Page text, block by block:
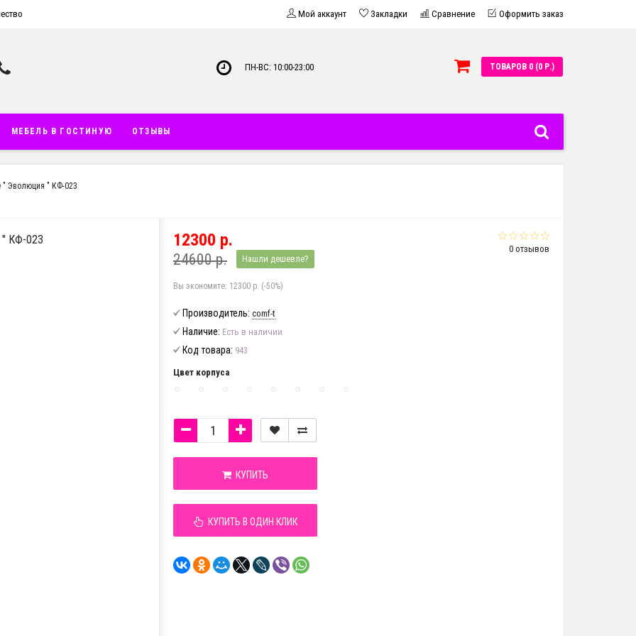
Мой аккаунт Закладки Сравнение Оформить заказ
ПН-ВС: 10:00-23:00 ТОВАРОВ 0 (0 Р.)
МЕБЕЛЬ В ГОСТИНУЮ ОТЗЫВЫ
" Эволюция " КФ-023
КФ-023
0 отзывов
12300 р.
24600 р. Нашли дешевле?
Вы экономите: 12300 р. (-50%)
Производитель: comf-t
Наличие: Есть в наличии
Код товара: 943
Цвет корпуса
КУПИТЬ
КУПИТЬ В ОДИН КЛИК